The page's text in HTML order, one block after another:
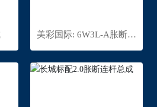
美彩国际: 6W3L-A胀断连
杆总成